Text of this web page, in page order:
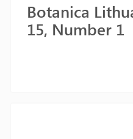
Botanica
15, Number 1